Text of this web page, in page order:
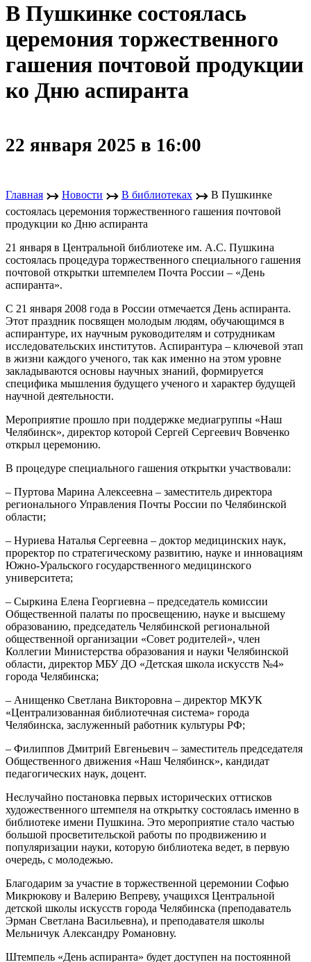
В Пушкинке состоялась
церемония торжественного
гашения почтовой продукции
ко Дню аспиранта
22 января 2025 в 16:00
Главная ↣ Новости ↣ В библиотеках ↣ В Пушкинке
состоялась церемония торжественного гашения почтовой
продукции ко Дню аспиранта
21 января в Центральной библиотеке им. А.С. Пушкина
состоялась процедура торжественного специального гашения
почтовой открытки штемпелем Почта России – «День
аспиранта».
С 21 января 2008 года в России отмечается День аспиранта.
Этот праздник посвящен молодым людям, обучающимся в
аспирантуре, их научным руководителям и сотрудникам
исследовательских институтов. Аспирантура – ключевой этап
в жизни каждого ученого, так как именно на этом уровне
закладываются основы научных знаний, формируется
специфика мышления будущего ученого и характер будущей
научной деятельности.
Мероприятие прошло при поддержке медиагруппы «Наш
Челябинск», директор которой Сергей Сергеевич Вовченко
открыл церемонию.
В процедуре специального гашения открытки участвовали:
– Пуртова Марина Алексеевна – заместитель директора
регионального Управления Почты России по Челябинской
области;
– Нуриева Наталья Сергеевна – доктор медицинских наук,
проректор по стратегическому развитию, науке и инновациям
Южно-Уральского государственного медицинского
университета;
– Сыркина Елена Георгиевна – председатель комиссии
Общественной палаты по просвещению, науке и высшему
образованию, председатель Челябинской региональной
общественной организации «Совет родителей», член
Коллегии Министерства образования и науки Челябинской
области, директор МБУ ДО «Детская школа искусств №4»
города Челябинска;
– Анищенко Светлана Викторовна – директор МКУК
«Централизованная библиотечная система» города
Челябинска, заслуженный работник культуры РФ;
– Филиппов Дмитрий Евгеньевич – заместитель председателя
Общественного движения «Наш Челябинск», кандидат
педагогических наук, доцент.
Неслучайно постановка первых исторических оттисков
художественного штемпеля на открытку состоялась именно в
библиотеке имени Пушкина. Это мероприятие стало частью
большой просветительской работы по продвижению и
популяризации науки, которую библиотека ведет, в первую
очередь, с молодежью.
Благодарим за участие в торжественной церемонии Софью
Микрюкову и Валерию Вепреву, учащихся Центральной
детской школы искусств города Челябинска (преподаватель
Эрман Светлана Васильевна), и преподавателя школы
Мельничук Александру Романовну.
Штемпель «День аспиранта» будет доступен на постоянной